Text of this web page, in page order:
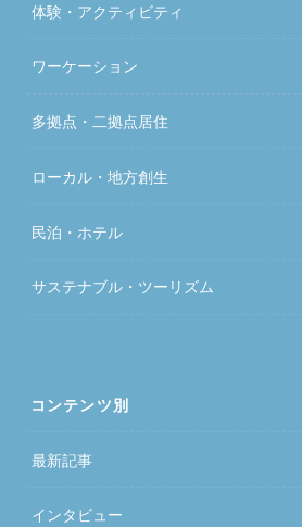
体験・アクティビティ
ワーケーション
多拠点・二拠点居住
ローカル・地方創生
民泊・ホテル
サステナブル・ツーリズム
コンテンツ別
最新記事
インタビュー